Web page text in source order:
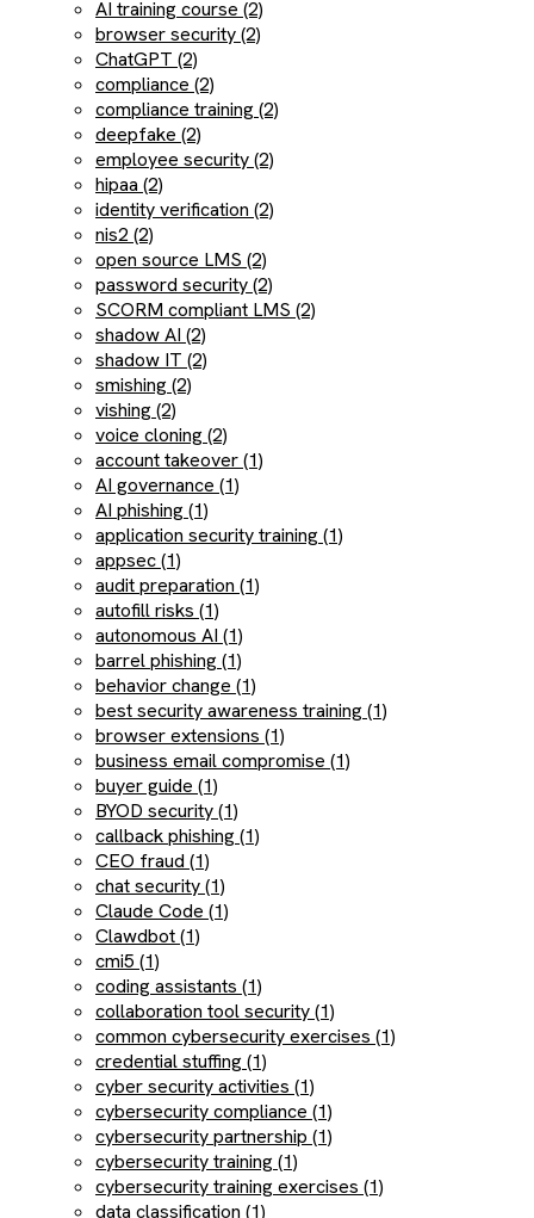
AI training course (2)
browser security (2)
ChatGPT (2)
compliance (2)
compliance training (2)
deepfake (2)
employee security (2)
hipaa (2)
identity verification (2)
nis2 (2)
open source LMS (2)
password security (2)
SCORM compliant LMS (2)
shadow AI (2)
shadow IT (2)
smishing (2)
vishing (2)
voice cloning (2)
account takeover (1)
AI governance (1)
AI phishing (1)
application security training (1)
appsec (1)
audit preparation (1)
autofill risks (1)
autonomous AI (1)
barrel phishing (1)
behavior change (1)
best security awareness training (1)
browser extensions (1)
business email compromise (1)
buyer guide (1)
BYOD security (1)
callback phishing (1)
CEO fraud (1)
chat security (1)
Claude Code (1)
Clawdbot (1)
cmi5 (1)
coding assistants (1)
collaboration tool security (1)
common cybersecurity exercises (1)
credential stuffing (1)
cyber security activities (1)
cybersecurity compliance (1)
cybersecurity partnership (1)
cybersecurity training (1)
cybersecurity training exercises (1)
data classification (1)